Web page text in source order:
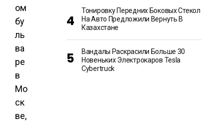
ом
бу
ль
ва
ре
в
Мо
ск
ве,
Тонировку Передних Боковых Стекол
На Авто Предложили Вернуть В
Казахстане
Вандалы Раскрасили Больше 30
Новеньких Электрокаров Tesla
Cybertruck